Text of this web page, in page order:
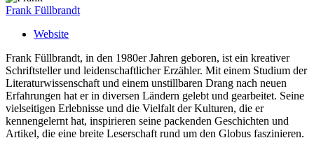
Frank Füllbrandt
Website
Frank Füllbrandt, in den 1980er Jahren geboren, ist ein kreativer
Schriftsteller und leidenschaftlicher Erzähler. Mit einem Studium der
Literaturwissenschaft und einem unstillbaren Drang nach neuen
Erfahrungen hat er in diversen Ländern gelebt und gearbeitet. Seine
vielseitigen Erlebnisse und die Vielfalt der Kulturen, die er
kennengelernt hat, inspirieren seine packenden Geschichten und
Artikel, die eine breite Leserschaft rund um den Globus faszinieren.